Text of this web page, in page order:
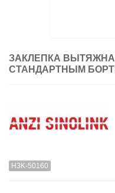
ЗАКЛЕПКА
СТАНДАРТНЫМ
H3K-50160